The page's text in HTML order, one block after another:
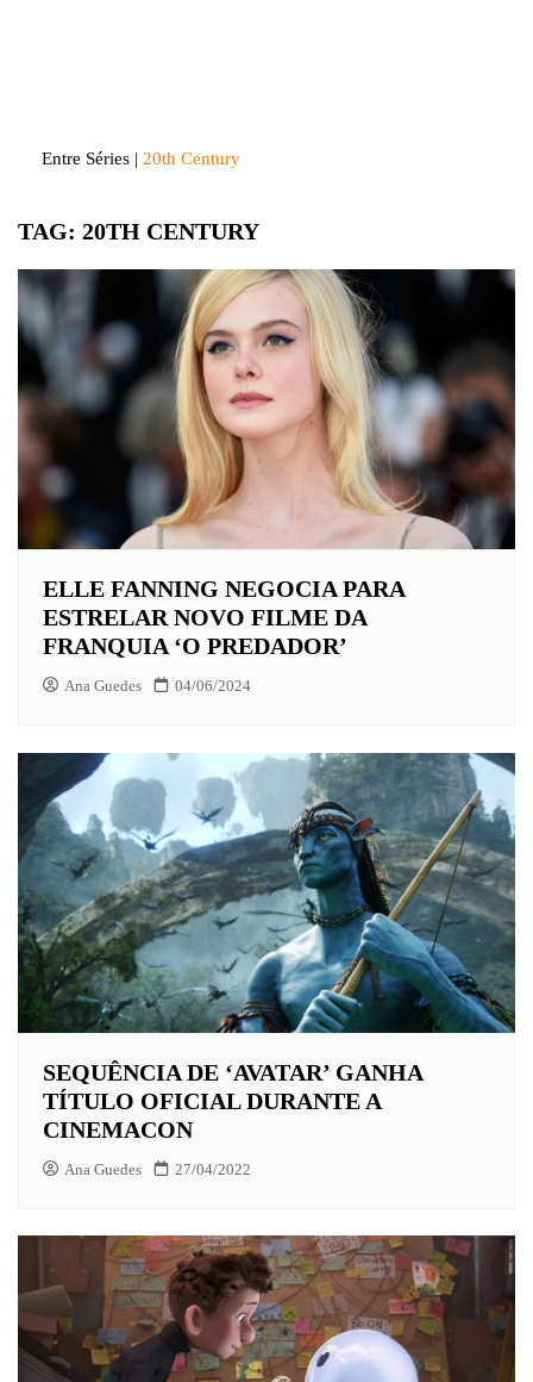
Entre Séries | 20th Century
TAG: 20TH CENTURY
ELLE FANNING NEGOCIA PARA
ESTRELAR NOVO FILME DA
FRANQUIA ‘O PREDADOR’
Ana Guedes 04/06/2024
SEQUÊNCIA DE ‘AVATAR’ GANHA
TÍTULO OFICIAL DURANTE A
CINEMACON
Ana Guedes 27/04/2022